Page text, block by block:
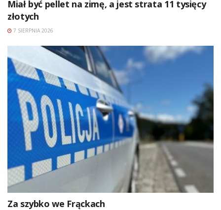
Miał być pellet na zimę, a jest strata 11 tysięcy
złotych
7 SIERPNIA 2026
Za szybko we Frąckach